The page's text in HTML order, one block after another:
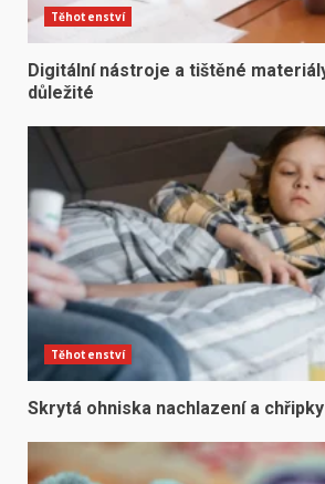
Těhotenství
Digitální nástroje a tištěné
důležité
Těhotenství
Skrytá ohniska nachlazení a chřipky